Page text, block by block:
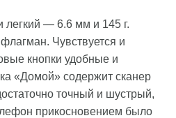
легкий — 6.6 мм и 145 г.
Чувствуется и
кнопки удобные и
«Домой» содержит сканер
точный и шустрый,
прикосновением было